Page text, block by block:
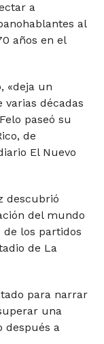
a
al
años en el
«deja un
décadas
paseó su
de
El Nuevo
descubrió
del mundo
los partidos
de La
para narrar
una
después a